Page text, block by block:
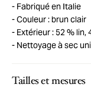
Fabriqué en Italie
Couleur : brun clair
Extérieur : 52 % lin,
Nettoyage à sec
Tailles et mesures